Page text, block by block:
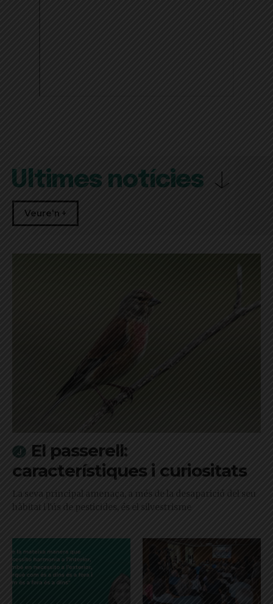
Últimes notícies
Veure'n +
El passerell:
característiques i curiositats
La seva principal amenaça, a més de la desaparició del seu
hàbitat i l'ús de pesticides, és el silvestrisme